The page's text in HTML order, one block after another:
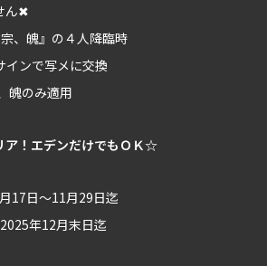
ん✖
、魄』の４人降臨時
インで写メに交換
魄のみ適用
ア！エデンだけでもＯＫ☆
17日～11月29日迄
年12月末日迄